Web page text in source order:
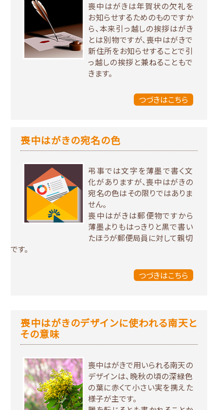
喪中はがきは年賀状の欠礼を
お知らせするためのものですか
ら、本来引っ越しの挨拶はがき
とは別物ですが、喪中はがきで
新住所をお知らせすることで引
っ越しの挨拶と兼ねることもで
きます。
つづきはこちら
喪中はがきの宛名の色
弔事では文字を薄墨で書く文
化がありますが、喪中はがきの
宛名の色はその限りではありま
せん。
喪中はがきは郵便物ですから
薄墨よりもはっきりと黒で書い
たほうが郵便局員に対して親切
です。
つづきはこちら
喪中はがきのデザインに使われる南天と
その意味
喪中はがきで用いられる南天の
デザインは、晩秋の頃の深緑色
の葉に赤くて小さい実を携えた
様子が主です。